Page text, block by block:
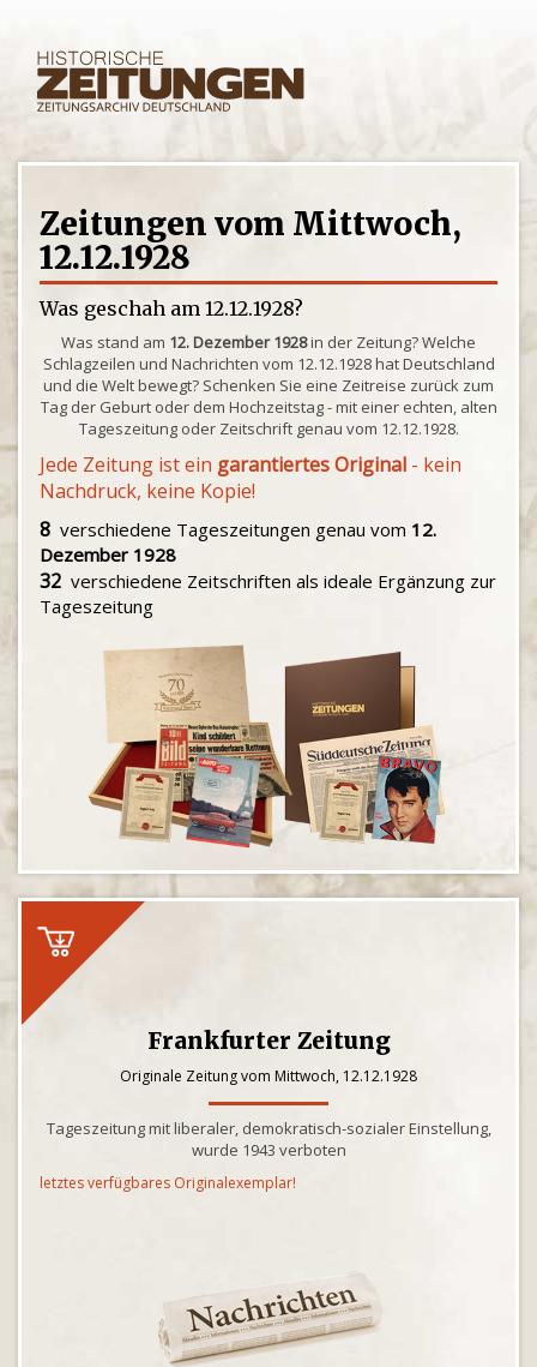
Zeitungen vom Mittwoch,
12.12.1928
Was geschah am 12.12.1928?
Was stand am 12. Dezember 1928in der Zeitung? Welche
Schlagzeilen und Nachrichten vom 12.12.1928 hat Deutschland
und die Welt bewegt? Schenken Sie eine Zeitreise zurück zum
Tag der Geburt oder dem Hochzeitstag - mit einer echten, alten
Tageszeitung oder Zeitschrift genau vom 12.12.1928.
Jede Zeitung ist ein garantiertes Original - kein
Nachdruck, keine Kopie!
8 verschiedene Tageszeitungen genau vom 12.
Dezember 1928
32 verschiedene Zeitschriften als ideale Ergänzung zur
Tageszeitung
Frankfurter Zeitung
Originale Zeitung vom Mittwoch, 12.12.1928
Tageszeitung mit liberaler, demokratisch-sozialer Einstellung,
wurde 1943 verboten
letztes verfügbares Originalexemplar!